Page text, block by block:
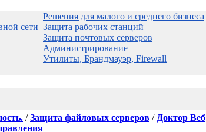
Решения для малого и среднего бизнеса
сети Защита рабочих станций
Защита почтовых серверов
Администрирование
Утилиты, Брандмауэр, Firewall
/Защита файловых серверов / Доктор Веб